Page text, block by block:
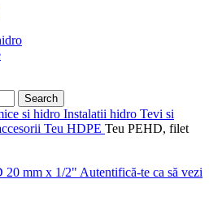
Search
si hidro Instalatii hidro Tevi si
Teu HDPE Teu PEHD, filet
20 mm x 1/2" Autentifică-te ca să vezi